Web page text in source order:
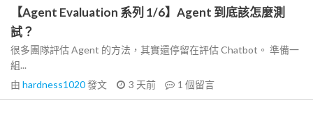
【Agent Evaluation 系列 1/6】Agent 到底該怎麼測
試？
很多團隊評估 Agent 的方法，其實還停留在評估 Chatbot。 準備一
組...
由 hardness1020發文 3 天前 1 個留言